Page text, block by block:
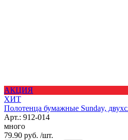
АКЦИЯ
ХИТ
Полотенца бумажные Sunday,
Арт.: 912-014
много
79.90 руб. /шт.